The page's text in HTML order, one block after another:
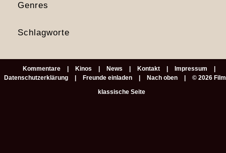
Genres
Schlagworte
Kommentare Kinos News Kontakt
Impressum
Datenschutzerklärung
Freunde einladen Nach oben
© 2026
klassische Seite